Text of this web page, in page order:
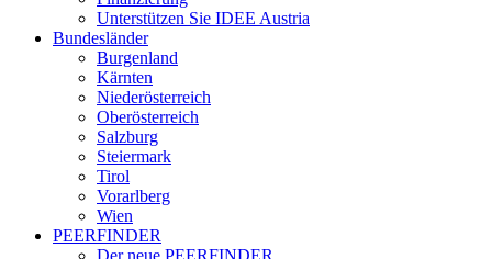
Unterstützen Sie IDEE Austria
Bundesländer
Burgenland
Kärnten
Niederösterreich
Oberösterreich
Salzburg
Steiermark
Tirol
Vorarlberg
Wien
PEERFINDER
Der neue PEERFINDER